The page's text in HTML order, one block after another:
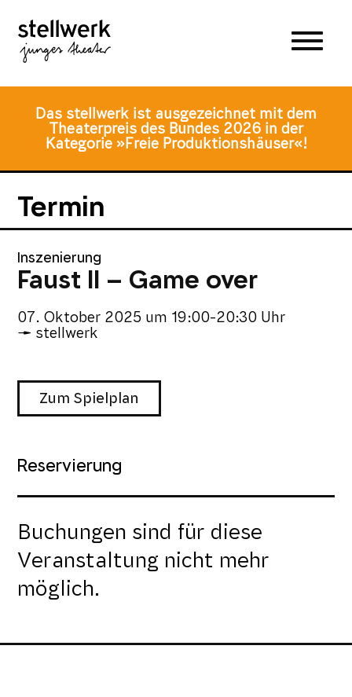
Hauptmenü
Inhalt
springen
Fusszeile
springen
Das stellwerk ist ausgezeichnet mit dem
Theaterpreis des Bundes 2026 in der
Kategorie »Freie Produktionshäuser«!
Termin
Inszenierung
Faust II – Game over
07. Oktober 2025 um 19:00-20:30 Uhr
stellwerk
Zum Spielplan
Reservierung
Buchungen sind für diese
Veranstaltung nicht mehr
möglich.